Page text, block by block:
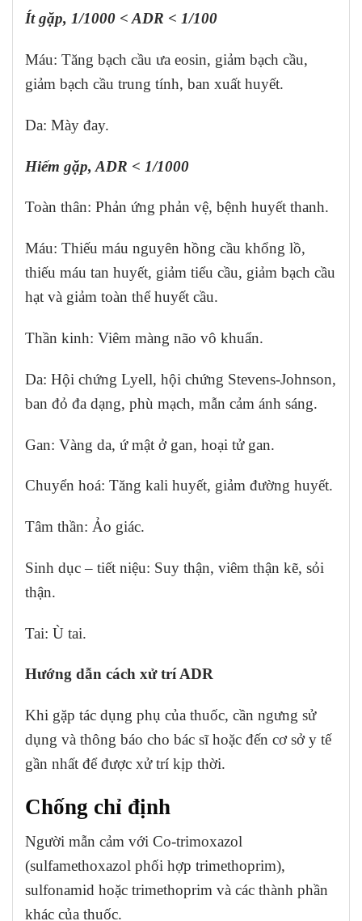
Ít gặp, 1/1000 < ADR < 1/100
Máu: Tăng bạch cầu ưa eosin, giảm bạch cầu,
giảm bạch cầu trung tính, ban xuất huyết.
Da: Mày đay.
Hiếm gặp, ADR < 1/1000
Toàn thân: Phản ứng phản vệ, bệnh huyết thanh.
Máu: Thiếu máu nguyên hồng cầu khổng lồ,
thiếu máu tan huyết, giảm tiểu cầu, giảm bạch cầu
hạt và giảm toàn thể huyết cầu.
Thần kinh: Viêm màng não vô khuẩn.
Da: Hội chứng Lyell, hội chứng Stevens-Johnson,
ban đỏ đa dạng, phù mạch, mẫn cảm ánh sáng.
Gan: Vàng da, ứ mật ở gan, hoại tử gan.
Chuyển hoá: Tăng kali huyết, giảm đường huyết.
Tâm thần: Ảo giác.
Sinh dục – tiết niệu: Suy thận, viêm thận kẽ, sỏi
thận.
Tai: Ù tai.
Hướng dẫn cách xử trí ADR
Khi gặp tác dụng phụ của thuốc, cần ngưng sử
dụng và thông báo cho bác sĩ hoặc đến cơ sở y tế
gần nhất để được xử trí kịp thời.
Chống chỉ định
Người mẫn cảm với Co-trimoxazol
(sulfamethoxazol phối hợp trimethoprim),
sulfonamid hoặc trimethoprim và các thành phần
khác của thuốc.